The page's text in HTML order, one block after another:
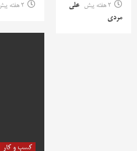
2 هفته پیش
علی
مردی
2 هفته پیش
کسب و کار